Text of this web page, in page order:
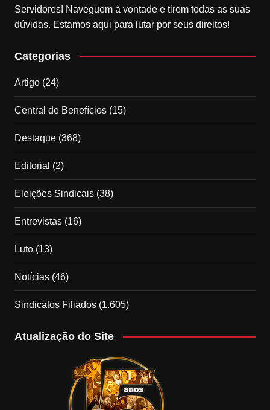
Servidores! Naveguem à vontade e tirem todas as suas
dúvidas. Estamos aqui para lutar por seus direitos!
Categorias
Artigo(24)
Central de Benefícios(15)
Destaque(368)
Editorial (2)
Eleições Sindicais(38)
Entrevistas(16)
Luto(13)
Notícias(46)
Sindicatos Filiados(1.605)
Atualização do Site